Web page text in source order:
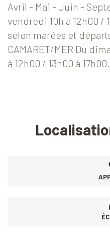
Avril - Mai - Juin -
vendredi 10h à 12h00 /
selon marées et
CAMARET/MER Du
à 12h00 / 13h00 à